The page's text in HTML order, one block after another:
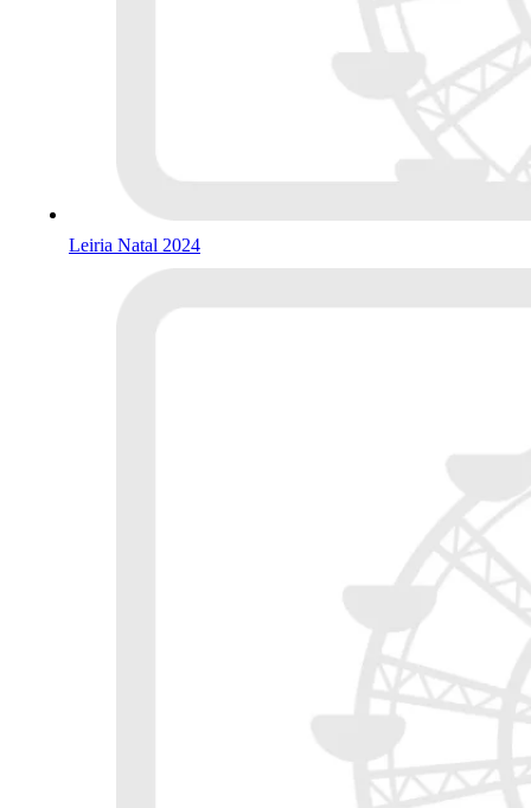
Leiria Natal 2024